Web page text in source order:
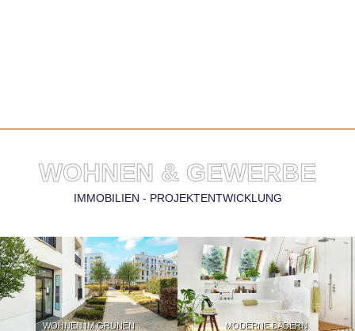
WOHNEN & GEWERBE
IMMOBILIEN - PROJEKTENTWICKLUNG
WOHNEN IM GRÜNEN MODERNE BÄDERN